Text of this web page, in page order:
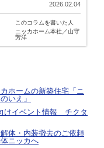
2026.02.04
このコラムを書いた人
ニッカホーム本社／山守
芳洋